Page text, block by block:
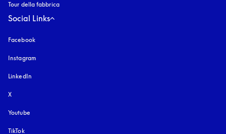
Tour della fabbrica
Social Links
Facebook
Instagram
LinkedIn
X
Youtube
TikTok